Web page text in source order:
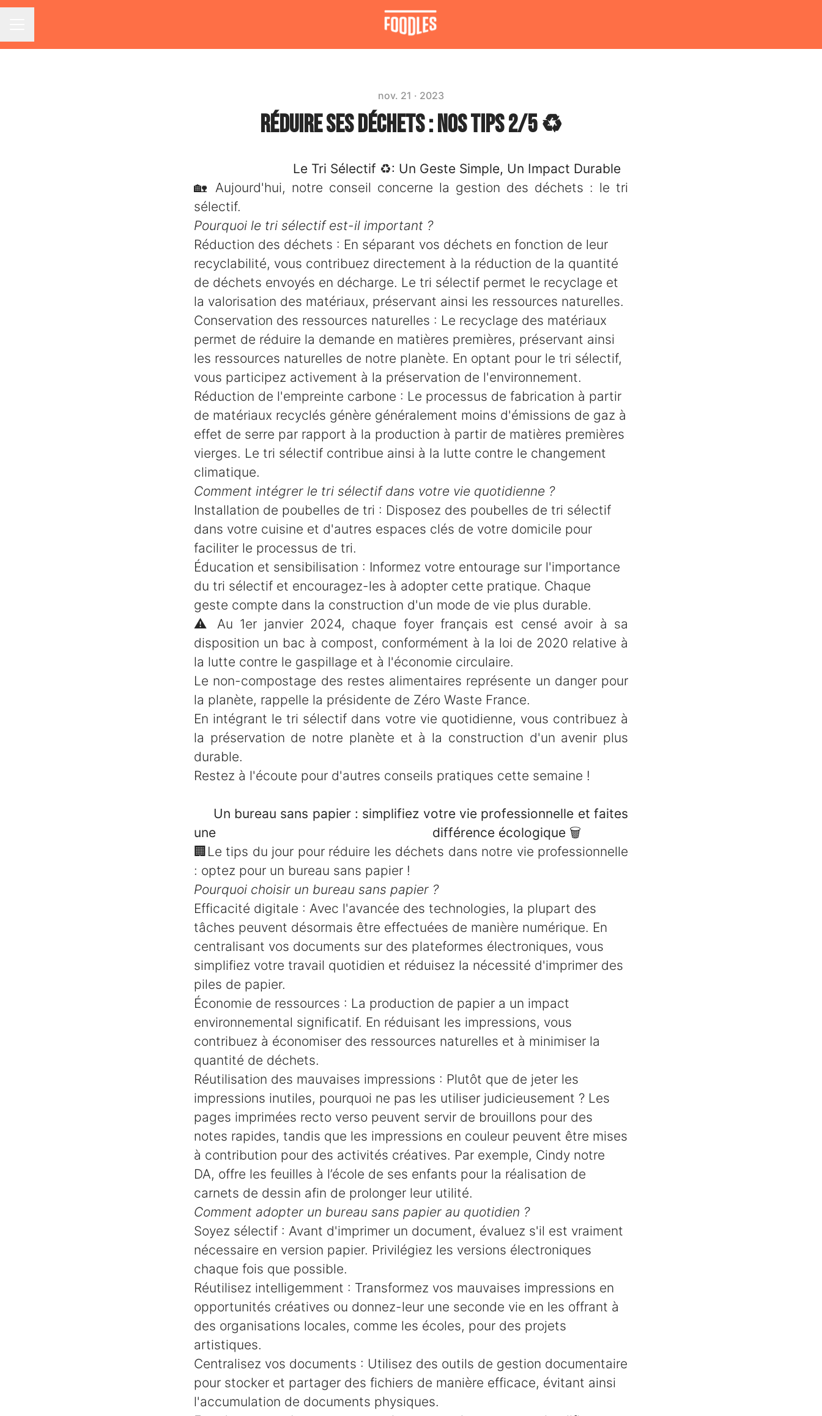
nov. 21 · 2023
Réduire ses déchets : nos Tips 2/5 ♻️
Le Tri Sélectif ♻️: Un Geste Simple, Un Impact Durable
🏡 Aujourd'hui, notre conseil concerne la gestion des déchets : le tri
sélectif.
Pourquoi le tri sélectif est-il important ?
Réduction des déchets : En séparant vos déchets en fonction de leur
recyclabilité, vous contribuez directement à la réduction de la quantité
de déchets envoyés en décharge. Le tri sélectif permet le recyclage et
la valorisation des matériaux, préservant ainsi les ressources naturelles.
Conservation des ressources naturelles : Le recyclage des matériaux
permet de réduire la demande en matières premières, préservant ainsi
les ressources naturelles de notre planète. En optant pour le tri sélectif,
vous participez activement à la préservation de l'environnement.
Réduction de l'empreinte carbone : Le processus de fabrication à partir
de matériaux recyclés génère généralement moins d'émissions de gaz à
effet de serre par rapport à la production à partir de matières premières
vierges. Le tri sélectif contribue ainsi à la lutte contre le changement
climatique.
Comment intégrer le tri sélectif dans votre vie quotidienne ?
Installation de poubelles de tri : Disposez des poubelles de tri sélectif
dans votre cuisine et d'autres espaces clés de votre domicile pour
faciliter le processus de tri.
Éducation et sensibilisation : Informez votre entourage sur l'importance
du tri sélectif et encouragez-les à adopter cette pratique. Chaque
geste compte dans la construction d'un mode de vie plus durable.
⚠️ Au 1er janvier 2024, chaque foyer français est censé avoir à sa
disposition un bac à compost, conformément à la loi de 2020 relative à
la lutte contre le gaspillage et à l'économie circulaire.
Le non-compostage des restes alimentaires représente un danger pour
la planète, rappelle la présidente de Zéro Waste France.
En intégrant le tri sélectif dans votre vie quotidienne, vous contribuez à
la préservation de notre planète et à la construction d'un avenir plus
durable.
Restez à l'écoute pour d'autres conseils pratiques cette semaine !
Un bureau sans papier : simplifiez votre vie professionnelle et faites
une différence écologique 🗑️
🏢Le tips du jour pour réduire les déchets dans notre vie professionnelle
: optez pour un bureau sans papier !
Pourquoi choisir un bureau sans papier ?
Efficacité digitale : Avec l'avancée des technologies, la plupart des
tâches peuvent désormais être effectuées de manière numérique. En
centralisant vos documents sur des plateformes électroniques, vous
simplifiez votre travail quotidien et réduisez la nécessité d'imprimer des
piles de papier.
Économie de ressources : La production de papier a un impact
environnemental significatif. En réduisant les impressions, vous
contribuez à économiser des ressources naturelles et à minimiser la
quantité de déchets.
Réutilisation des mauvaises impressions : Plutôt que de jeter les
impressions inutiles, pourquoi ne pas les utiliser judicieusement ? Les
pages imprimées recto verso peuvent servir de brouillons pour des
notes rapides, tandis que les impressions en couleur peuvent être mises
à contribution pour des activités créatives. Par exemple, Cindy notre
DA, offre les feuilles à l’école de ses enfants pour la réalisation de
carnets de dessin afin de prolonger leur utilité.
Comment adopter un bureau sans papier au quotidien ?
Soyez sélectif : Avant d'imprimer un document, évaluez s'il est vraiment
nécessaire en version papier. Privilégiez les versions électroniques
chaque fois que possible.
Réutilisez intelligemment : Transformez vos mauvaises impressions en
opportunités créatives ou donnez-leur une seconde vie en les offrant à
des organisations locales, comme les écoles, pour des projets
artistiques.
Centralisez vos documents : Utilisez des outils de gestion documentaire
pour stocker et partager des fichiers de manière efficace, évitant ainsi
l'accumulation de documents physiques.